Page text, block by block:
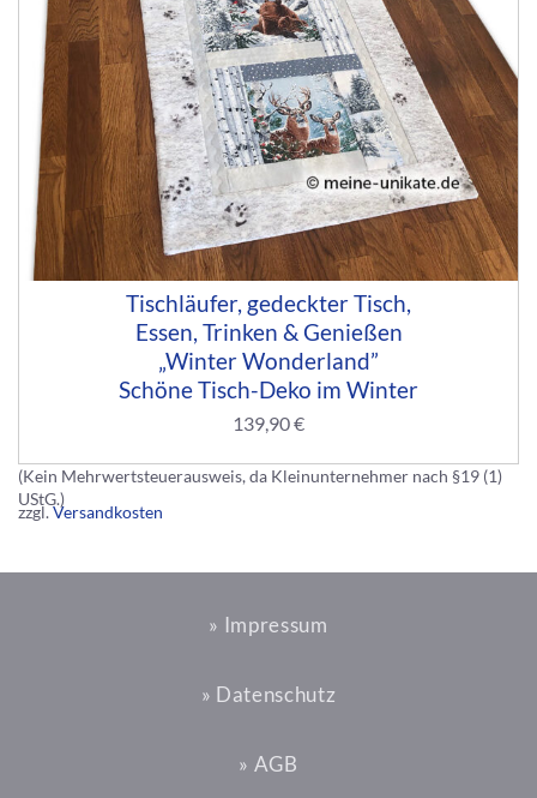
Tischläufer, gedeckter Tisch,
Essen, Trinken & Genießen
„Winter Wonderland”
Schöne Tisch-Deko im Winter
139,90€
(Kein Mehrwertsteuerausweis, da Kleinunternehmer nach §19 (1)
UStG.)
zzgl.Versandkosten
» Impressum
» Datenschutz
» AGB